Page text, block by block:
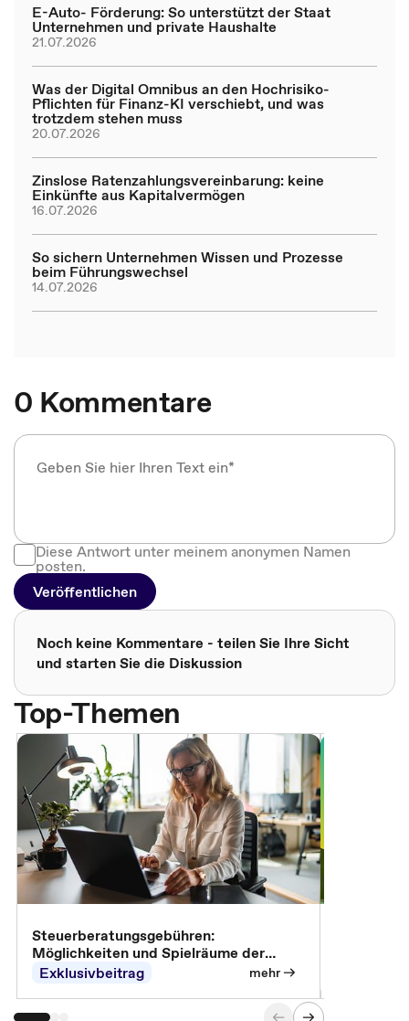
E-Auto- Förderung: So unterstützt der Staat
Unternehmen und private Haushalte
21.07.2026
Was der Digital Omnibus an den Hochrisiko-
Pflichten für Finanz-KI verschiebt, und was
trotzdem stehen muss
20.07.2026
Zinslose Ratenzahlungsvereinbarung: keine
Einkünfte aus Kapitalvermögen
16.07.2026
So sichern Unternehmen Wissen und Prozesse
beim Führungswechsel
14.07.2026
0 Kommentare
Diese Antwort unter meinem anonymen Namen
posten.
Veröffentlichen
Noch keine Kommentare - teilen Sie Ihre Sicht
und starten Sie die Diskussion
Top-Themen
Steuerberatungsgebühren:
Möglichkeiten und Spielräume der
Abrechnung
Exklusivbeitrag mehr